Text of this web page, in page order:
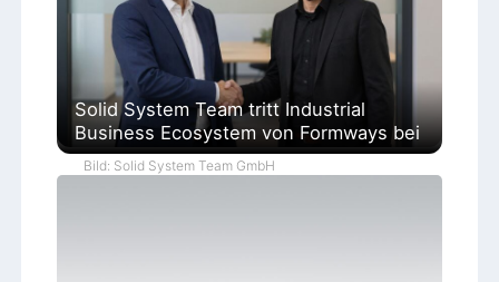
Solid System Team tritt Industrial
Business Ecosystem von Formways bei
Bild: Solid System Team GmbH